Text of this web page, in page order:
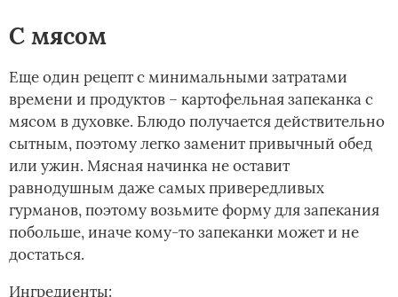
С мясом
Еще один рецепт с минимальными затратами
времени и продуктов – картофельная запеканка с
мясом в духовке. Блюдо получается действительно
сытным, поэтому легко заменит привычный обед
или ужин. Мясная начинка не оставит
равнодушным даже самых привередливых
гурманов, поэтому возьмите форму для запекания
побольше, иначе кому-то запеканки может и не
достаться.
Ингредиенты: